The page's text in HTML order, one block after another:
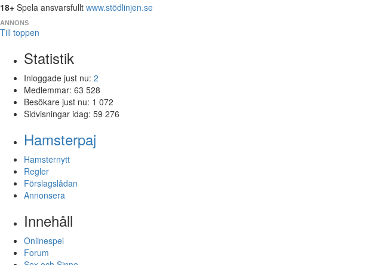
18+ Spela ansvarsfullt www.stödlinjen.se
ANNONS
Till toppen
Statistik
Inloggade just nu: 2
Medlemmar: 63 528
Besökare just nu: 1 072
Sidvisningar idag: 59 276
Hamsterpaj
Hamsternytt
Regler
Förslagslådan
Annonsera
Innehåll
Onlinespel
Forum